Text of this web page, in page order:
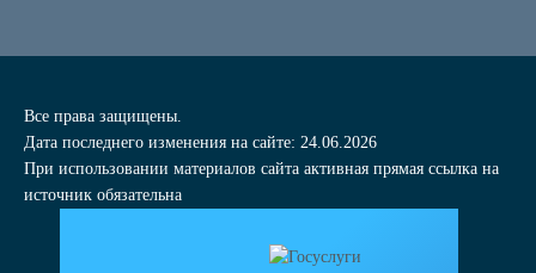
Все права защищены.
Дата последнего изменения на сайте: 24.06.2026
При использовании материалов сайта активная прямая ссылка на
источник обязательна